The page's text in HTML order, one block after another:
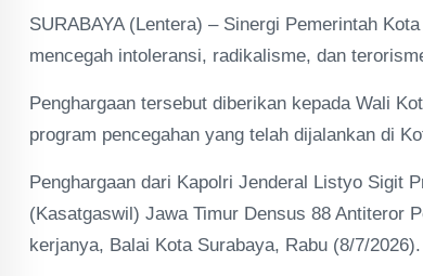
SURABAYA (Lentera) – Sinergi Pemerintah
mencegah intoleransi, radikalisme, dan
Penghargaan tersebut diberikan kepada Wali
program pencegahan yang telah dijalankan di
Penghargaan dari Kapolri Jenderal Listyo Sigit
(Kasatgaswil) Jawa Timur Densus 88 Antiteror
kerjanya, Balai Kota Surabaya, Rabu (8/7/2026).